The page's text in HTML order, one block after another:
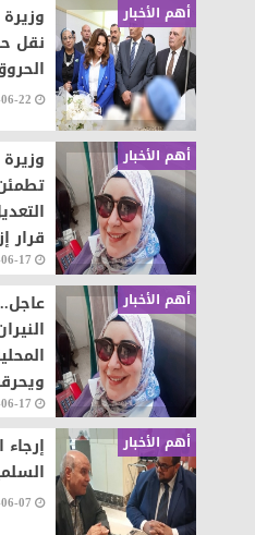
أهم الأخبار
نقل
22
أهم الأخبار
قرار
17
أهم الأخبار
على
17
أهم الأخبار
07